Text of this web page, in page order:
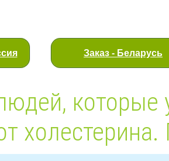
Заказ - Беларусь
которые